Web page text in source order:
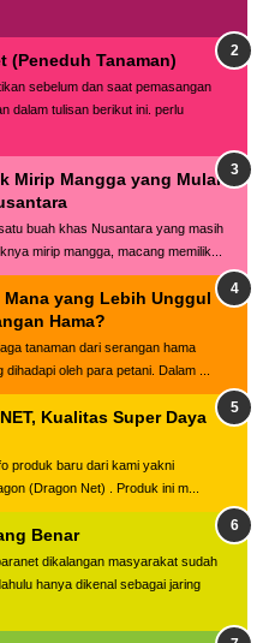
(Peneduh Tanaman)
sebelum dan saat pemasangan
dalam tulisan berikut ini. perlu
Mirip Mangga yang Mulai
buah khas Nusantara yang masih
mirip mangga, macang memilik...
yang Lebih Unggul
Hama?
tanaman dari serangan hama
oleh para petani. Dalam ...
Kualitas Super Daya
produk baru dari kami yakni
(Dragon Net) . Produk ini m...
Benar
dikalangan masyarakat sudah
hanya dikenal sebagai jaring